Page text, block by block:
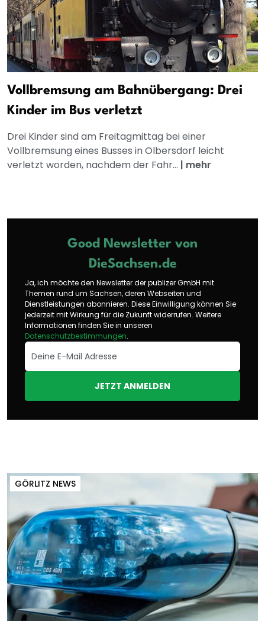
Vollbremsung am Bahnübergang: Drei
Kinder im Bus verletzt
Drei Kinder sind am Freitagmittag bei einer
Vollbremsung eines Busses in Olbersdorf leicht
verletzt worden, nachdem der Fahr... | mehr
Good Newsletter von
DieSachsen.de
Ja, ich möchte den Newsletter der publizer GmbH mit
Themen rund um Sachsen, deren Webseiten und
Dienstleistungen abonnieren. Diese Einwilligung können Sie
jederzeit mit Wirkung für die Zukunft widerrufen. Weitere
Informationen finden Sie in unseren
Datenschutzbestimmungen.
JETZT ANMELDEN
GÖRLITZ NEWS